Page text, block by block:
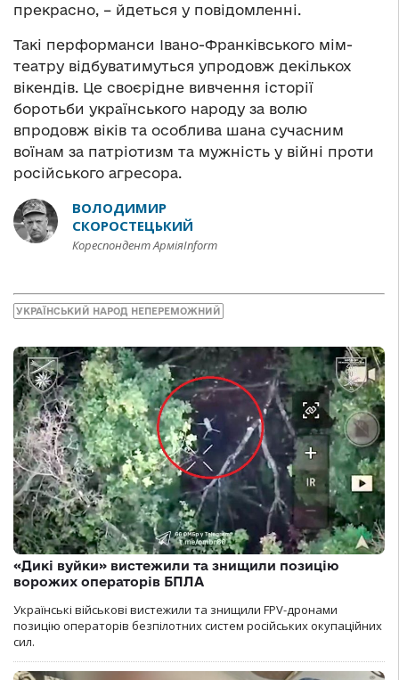
прекрасно, – йдеться у повідомленні.
Такі перформанси Івано-Франківського мім-
театру відбуватимуться упродовж декількох
вікендів. Це своєрідне вивчення історії
боротьби українського народу за волю
впродовж віків та особлива шана сучасним
воїнам за патріотизм та мужність у війні проти
російського агресора.
ВОЛОДИМИР
СКОРОСТЕЦЬКИЙ
Кореспондент АрміяInform
УКРАЇНСЬКИЙ НАРОД НЕПЕРЕМОЖНИЙ
«Дикі вуйки» вистежили та знищили позицію
ворожих операторів БПЛА
Українські військові вистежили та знищили FPV-дронами
позицію операторів безпілотних систем російських окупаційних
сил.